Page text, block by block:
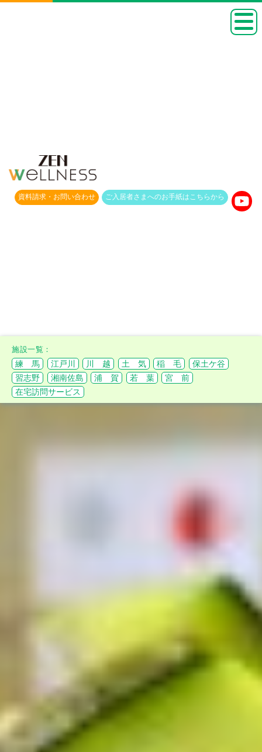
資料請求・ お問い合わせ ご入居者さまへのお手紙はこちらから
練 馬 江戸川 川 越 土 気 稲 毛
保土ケ谷
習志野
湘南佐島 浦 賀 若 葉
宮 前
在宅訪問サービス